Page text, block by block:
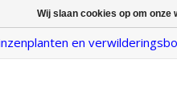
en
Wij slaan cookies op om